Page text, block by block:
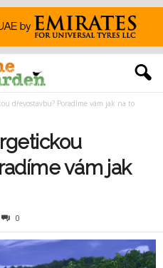
dřevostavbu? Poradíme vám jak na to
vám jak
0